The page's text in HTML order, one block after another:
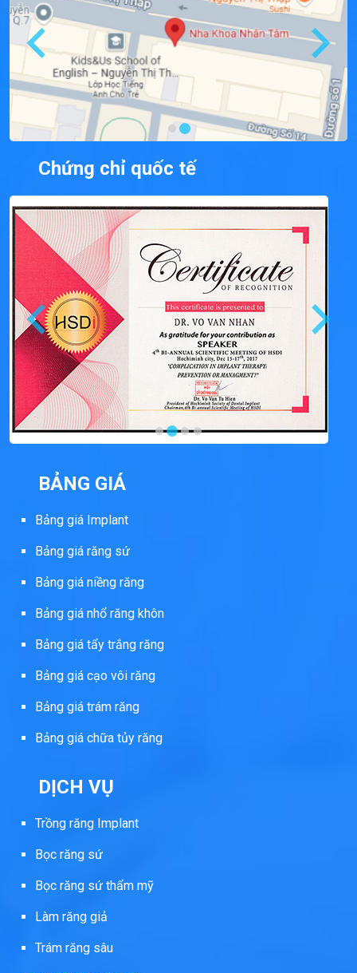
Chứng chỉ quốc tế
BẢNG GIÁ
Bảng giá Implant
Bảng giá răng sứ
Bảng giá niềng răng
Bảng giá nhổ răng khôn
Bảng giá tẩy trắng răng
Bảng giá cạo vôi răng
Bảng giá trám răng
Bảng giá chữa tủy răng
DỊCH VỤ
Trồng răng Implant
Bọc răng sứ
Bọc răng sứ thẩm mỹ
Làm răng giả
Trám răng sâu